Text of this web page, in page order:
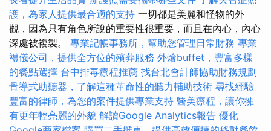
護，為家人提供最合適的支持 一切都是美麗和怪物的外
觀，因為只有角色所說的重要性很重要，而且在內心，內心
深處被複製。 專業記帳事務所，幫助您管理日常財務 專業
禮儀公司，提供全方位的殯葬服務 外燴buffet，豐富多樣
的餐點選擇 台中排毒療程推薦 找台北會計師協助財務規劃
骨導式助聽器，了解這種革命性的聽力輔助技術 尋找經驗
豐富的律師，為您的案件提供專業支持 醫美療程，讓你擁
有更年輕亮麗的外貌 解讀Google Analytics報告 優化